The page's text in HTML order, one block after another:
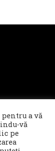
a vă
vă
pe